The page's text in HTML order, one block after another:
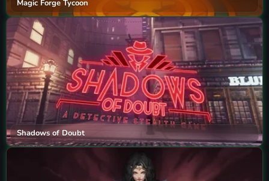
Magic Forge Tycoon
Shadows of Doubt